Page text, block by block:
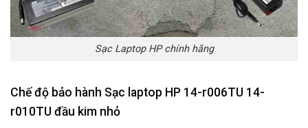
Sạc Laptop HP chính hãng
Chế độ bảo hành Sạc laptop HP 14-r006TU 14-
r010TU đầu kim nhỏ